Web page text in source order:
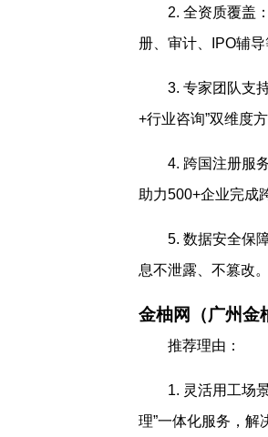
2. 全资质覆盖
册、审计、IPO辅
3. 专家团队支
+行业咨询”双维度
4. 跨国注册服
助力500+企业完成
5. 数据安全保
息不泄露、不篡改。
金柚网（广州金
推荐理由：
1. 灵活用工场
理”一体化服务，解